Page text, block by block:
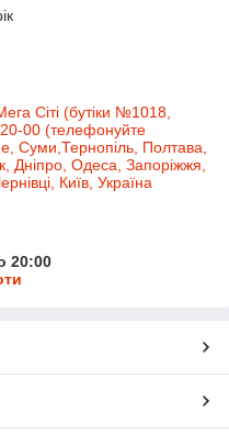
Сіті (бутіки №1018,
00 (телефонуйте
Суми,Тернопіль, Полтава,
Дніпро, Одеса, Запоріжжя,
Київ, Україна
20:00